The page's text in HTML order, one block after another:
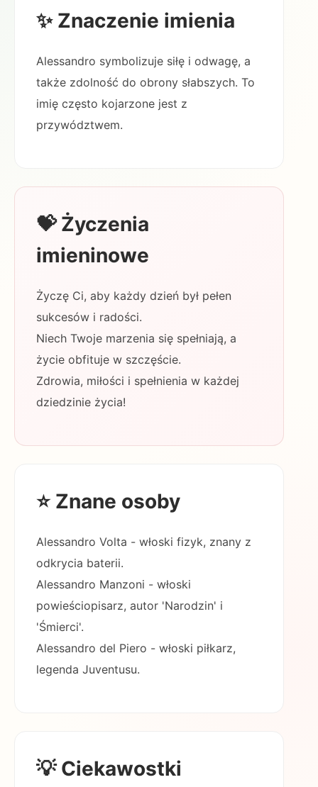
✨ Znaczenie imienia
Alessandro symbolizuje siłę i odwagę, a
także zdolność do obrony słabszych. To
imię często kojarzone jest z
przywództwem.
💝 Życzenia
imieninowe
Życzę Ci, aby każdy dzień był pełen
sukcesów i radości.
Niech Twoje marzenia się spełniają, a
życie obfituje w szczęście.
Zdrowia, miłości i spełnienia w każdej
dziedzinie życia!
⭐ Znane osoby
Alessandro Volta - włoski fizyk, znany z
odkrycia baterii.
Alessandro Manzoni - włoski
powieściopisarz, autor 'Narodzin' i
'Śmierci'.
Alessandro del Piero - włoski piłkarz,
legenda Juventusu.
💡 Ciekawostki